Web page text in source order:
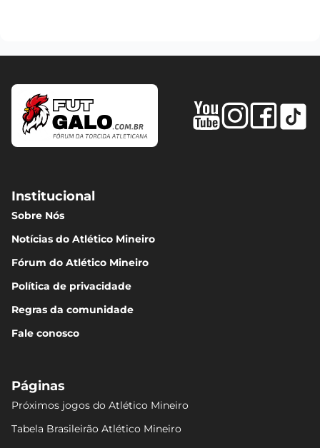
Institucional
Sobre Nós
Notícias do Atlético Mineiro
Fórum do Atlético Mineiro
Política de privacidade
Regras da comunidade
Fale conosco
Páginas
Próximos jogos do Atlético Mineiro
Tabela Brasileirão Atlético Mineiro